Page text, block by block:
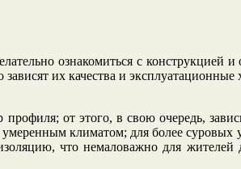
ознакомиться с
их качества и эксплуатационные
от этого, в свою очередь,
климатом; для более
что немаловажно для жителей